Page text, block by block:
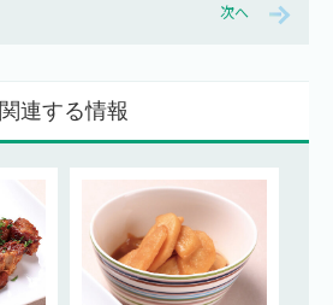
次へ
関連する情報